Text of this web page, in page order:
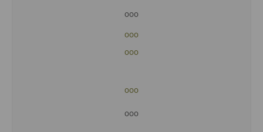
ooo
ooo
ooo
ooo
ooo